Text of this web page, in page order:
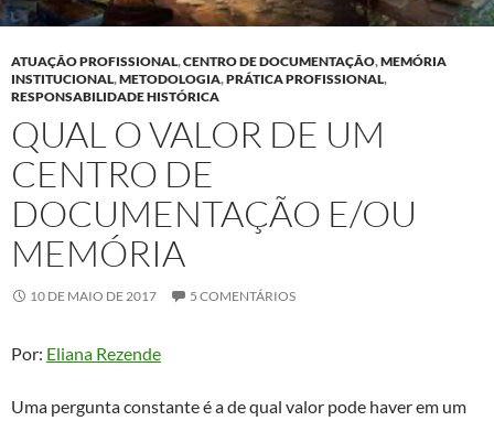
ATUAÇÃO PROFISSIONAL,CENTRO DE DOCUMENTAÇÃO,MEMÓRIA
INSTITUCIONAL,METODOLOGIA,PRÁTICA PROFISSIONAL,
RESPONSABILIDADE HISTÓRICA
QUAL O VALOR DE UM
CENTRO DE
DOCUMENTAÇÃO E/OU
MEMÓRIA
10 DE MAIO DE 2017 5 COMENTÁRIOS
Por: Eliana Rezende
Uma pergunta constante é a de qual valor pode haver em um